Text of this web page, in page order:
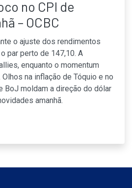
no CPI de
– OCBC
o ajuste dos rendimentos
par perto de 147,10. A
enquanto o momentum
na inflação de Tóquio e no
BoJ moldam a direção do dólar
amanhã.